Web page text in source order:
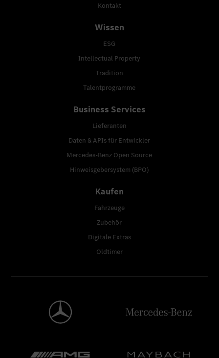
Kontakt
Wissen
ESG
Intellectual Property
Tradition
Talentprogramme
Business Services
Lieferanten
Daten & APIs für Entwickler
Mercedes-Benz Open Source
Hinweisgebersystem (BPO)
Kaufen
Fahrzeuge
Zubehör
Digitale Extras
Oldtimer